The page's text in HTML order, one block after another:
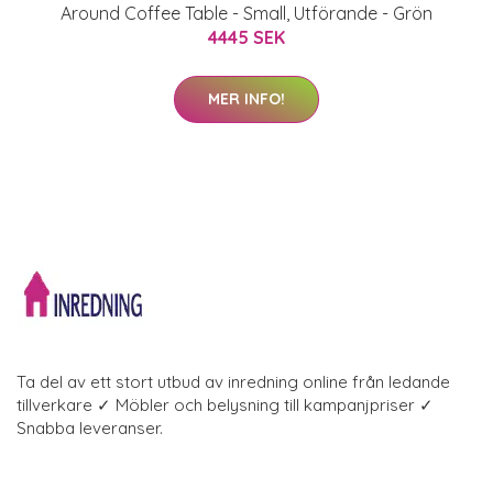
Around Coffee Table - Small, Utförande - Grön
4445 SEK
MER INFO!
Ta del av ett stort utbud av inredning online från ledande
tillverkare ✓ Möbler och belysning till kampanjpriser ✓
Snabba leveranser.